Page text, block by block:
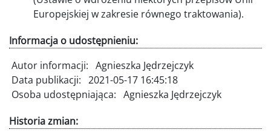
Europejskiej w zakresie równego traktowania).
Informacja o udostępnieniu:
Autor informacji: Agnieszka Jędrzejczyk
Data publikacji: 2021-05-17 16:45:18
Osoba udostępniająca: Agnieszka Jędrzejczyk
Historia zmian: